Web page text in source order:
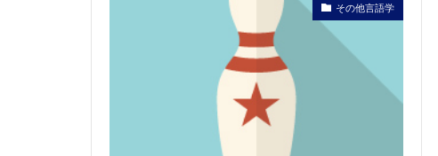
その他言語学